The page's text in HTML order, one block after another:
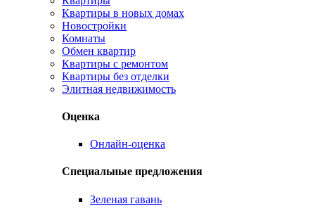
Квартиры в новых домах
Новостройки
Комнаты
Обмен квартир
Квартиры с ремонтом
Квартиры без отделки
Элитная недвижимость
Оценка
Онлайн-оценка
Специальные предложения
Зеленая гавань